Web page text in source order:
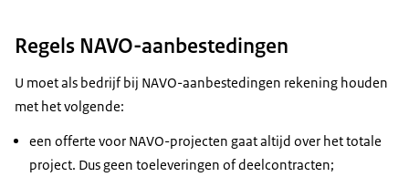
Regels NAVO-aanbestedingen
U moet als bedrijf bij NAVO-aanbestedingen rekening houden
met het volgende:
een offerte voor NAVO-projecten gaat altijd over het totale
project. Dus geen toeleveringen of deelcontracten;